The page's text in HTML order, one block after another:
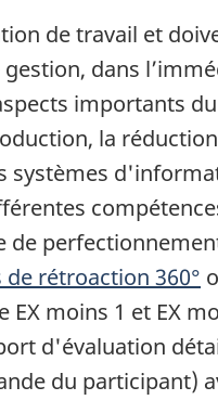
de travail et
dans
importants
la
systèmes
de
de rétroaction 360°
EX moins 1 et EX
d'évaluation
du participant)